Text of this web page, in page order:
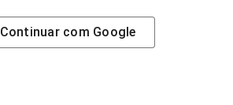
Continuar com Google